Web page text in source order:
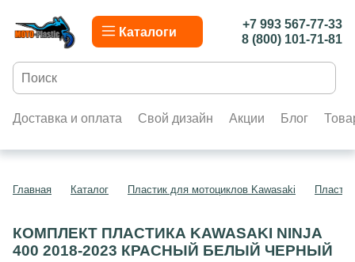
Каталоги
+7 993 567-77-33
8 (800) 101-71-81
Доставка и оплата Свой дизайн Акции Блог
Главная Каталог Пластик для мотоциклов Kawasaki
КОМПЛЕКТ ПЛАСТИКА KAWASAKI NINJA
400 2018-2023 КРАСНЫЙ БЕЛЫЙ ЧЕРНЫЙ